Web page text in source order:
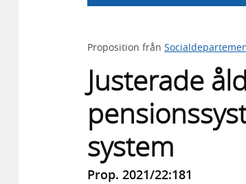
Proposition från
Justerade
system
Prop. 2021/22:181